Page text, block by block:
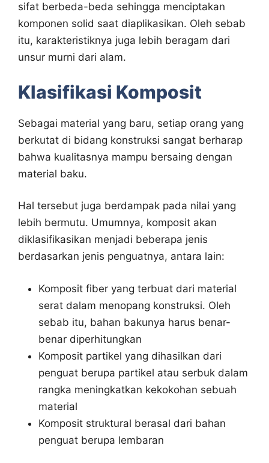
sifat berbeda-beda sehingga menciptakan
komponen solid saat diaplikasikan. Oleh sebab
itu, karakteristiknya juga lebih beragam dari
unsur murni dari alam.
Klasifikasi Komposit
Sebagai material yang baru, setiap orang yang
berkutat di bidang konstruksi sangat berharap
bahwa kualitasnya mampu bersaing dengan
material baku.
Hal tersebut juga berdampak pada nilai yang
lebih bermutu. Umumnya, komposit akan
diklasifikasikan menjadi beberapa jenis
berdasarkan jenis penguatnya, antara lain:
Komposit fiber yang terbuat dari material
serat dalam menopang konstruksi. Oleh
sebab itu, bahan bakunya harus benar-
benar diperhitungkan
Komposit partikel yang dihasilkan dari
penguat berupa partikel atau serbuk dalam
rangka meningkatkan kekokohan sebuah
material
Komposit struktural berasal dari bahan
penguat berupa lembaran